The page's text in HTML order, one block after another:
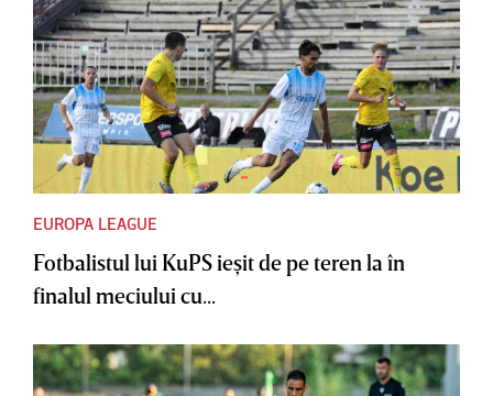
EUROPA LEAGUE
Fotbalistul lui KuPS ieşit de pe teren la în
finalul meciului cu...